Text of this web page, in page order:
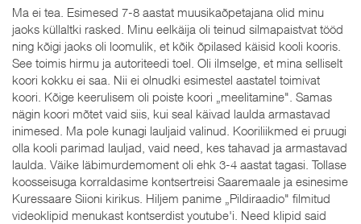
Ma ei tea. Esimesed 7-8 aastat muusikaõpetajana olid minu
jaoks küllaltki rasked. Minu eelkäija oli teinud silmapaistvat tööd
ning kõigi jaoks oli loomulik, et kõik õpilased käisid kooli kooris.
See toimis hirmu ja autoriteedi toel. Oli ilmselge, et mina selliselt
koori kokku ei saa. Nii ei olnudki esimestel aastatel toimivat
koori. Kõige keerulisem oli poiste koori „meelitamine". Samas
nägin koori mõtet vaid siis, kui seal käivad laulda armastavad
inimesed. Ma pole kunagi lauljaid valinud. Kooriliikmed ei pruugi
olla kooli parimad lauljad, vaid need, kes tahavad ja armastavad
laulda. Väike läbimurdemoment oli ehk 3-4 aastat tagasi. Tollase
koosseisuga korraldasime kontsertreisi Saaremaale ja esinesime
Kuressaare Siioni kirikus. Hiljem panime „Pildiraadio" filmitud
videoklipid menukast kontserdist youtube'i. Need klipid said